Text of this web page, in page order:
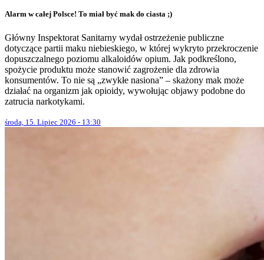
Alarm w całej Polsce! To miał być mak do ciasta ;)
Główny Inspektorat Sanitarny wydał ostrzeżenie publiczne
dotyczące partii maku niebieskiego, w której wykryto przekroczenie
dopuszczalnego poziomu alkaloidów opium. Jak podkreślono,
spożycie produktu może stanowić zagrożenie dla zdrowia
konsumentów. To nie są „zwykłe nasiona” – skażony mak może
działać na organizm jak opioidy, wywołując objawy podobne do
zatrucia narkotykami.
środa, 15. Lipiec 2026 - 13:30